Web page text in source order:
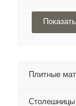
Плитные